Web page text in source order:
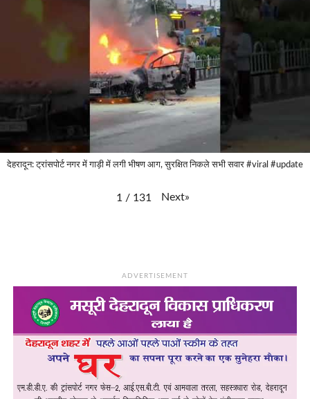
देहरादून: ट्रांसपोर्ट नगर में गाड़ी में लगी भीषण आग, सुरक्षित निकले सभी सवार #viral #update
1 / 131 Next»
ADVERTISEMENT